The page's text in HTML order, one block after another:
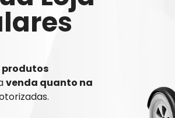
produtos
venda quanto na